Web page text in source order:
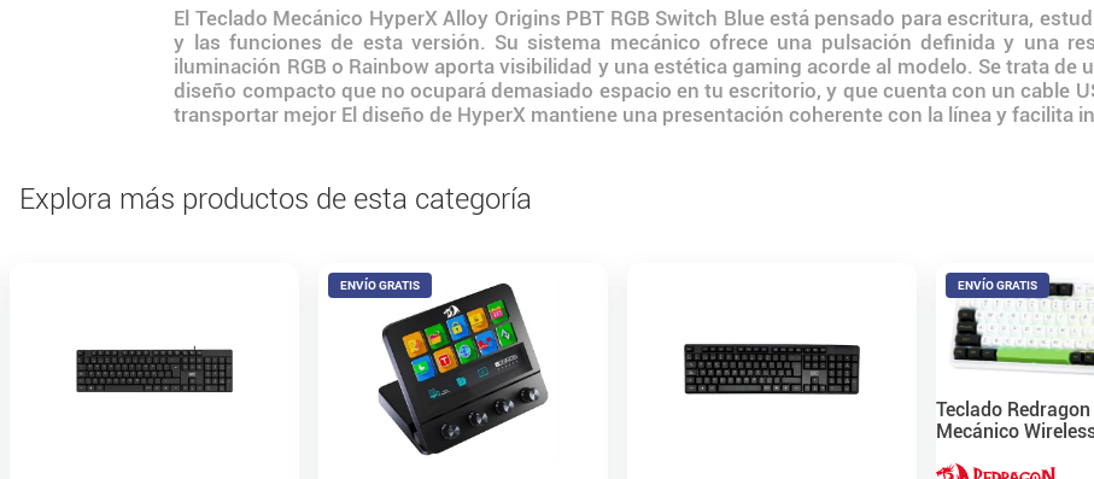
El Teclado Mecánico HyperX Alloy Origins PBT RGB Switch Blue está pensado para escritura,
y las funciones de esta versión. Su sistema mecánico ofrece una pulsación definida y una
iluminación RGB o Rainbow aporta visibilidad y una estética gaming acorde al modelo. Se trata
diseño compacto que no ocupará demasiado espacio en tu escritorio, y que cuenta con un cable
transportar mejor El diseño de HyperX mantiene una presentación coherente con la línea y facilita
Explora más productos de esta categoría
ENVÍO GRATIS ENVÍO GRATIS
Teclado
Mecánico